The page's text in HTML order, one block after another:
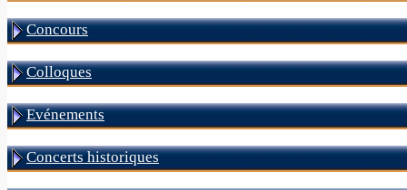
Concours
Colloques
Evénements
Concerts historiques